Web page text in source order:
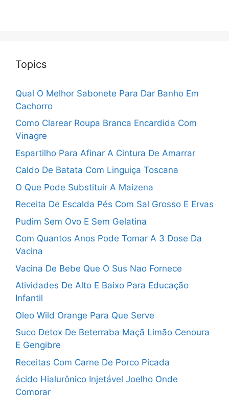
Topics
Qual O Melhor Sabonete Para Dar Banho Em
Cachorro
Como Clarear Roupa Branca Encardida Com
Vinagre
Espartilho Para Afinar A Cintura De Amarrar
Caldo De Batata Com Linguiça Toscana
O Que Pode Substituir A Maizena
Receita De Escalda Pés Com Sal Grosso E Ervas
Pudim Sem Ovo E Sem Gelatina
Com Quantos Anos Pode Tomar A 3 Dose Da
Vacina
Vacina De Bebe Que O Sus Nao Fornece
Atividades De Alto E Baixo Para Educação
Infantil
Oleo Wild Orange Para Que Serve
Suco Detox De Beterraba Maçã Limão Cenoura
E Gengibre
Receitas Com Carne De Porco Picada
ácido Hialurônico Injetável Joelho Onde
Comprar